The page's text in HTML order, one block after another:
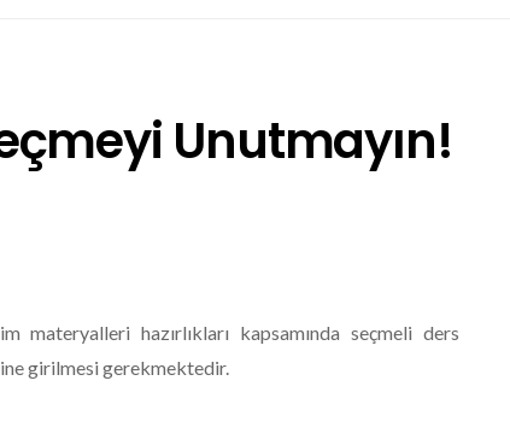
Unutmayın!
hazırlıkları kapsamında seçmeli ders
girilmesi gerekmektedir.